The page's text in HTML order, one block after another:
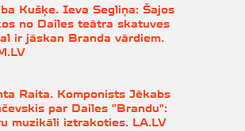
Kušķe. Ieva Segliņa: Šajos
no Dailes teātra skatuves
ir jāskan Branda vārdiem.
Raita. Komponists Jēkabs
par Dailes "Brandu":
muzikāli iztrakoties. LA.LV